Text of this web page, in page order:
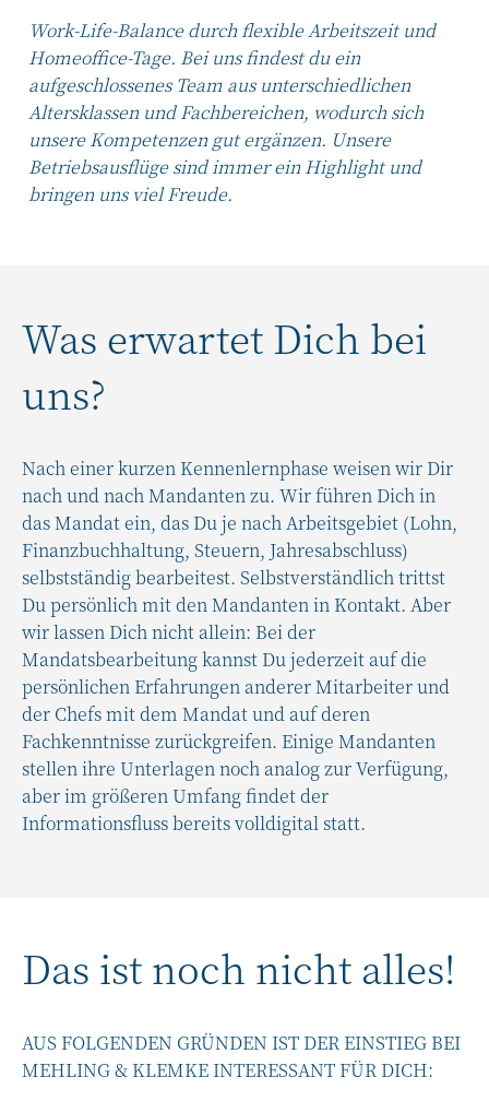
Work-Life-Balance durch flexible Arbeitszeit und
Homeoffice-Tage. Bei uns findest du ein
aufgeschlossenes Team aus unterschiedlichen
Altersklassen und Fachbereichen, wodurch sich
unsere Kompetenzen gut ergänzen. Unsere
Betriebsausflüge sind immer ein Highlight und
bringen uns viel Freude.
Was erwartet Dich bei
uns?
Nach einer kurzen Kennenlernphase weisen wir Dir
nach und nach Mandanten zu. Wir führen Dich in
das Mandat ein, das Du je nach Arbeitsgebiet (Lohn,
Finanzbuchhaltung, Steuern, Jahresabschluss)
selbstständig bearbeitest. Selbstverständlich trittst
Du persönlich mit den Mandanten in Kontakt. Aber
wir lassen Dich nicht allein: Bei der
Mandatsbearbeitung kannst Du jederzeit auf die
persönlichen Erfahrungen anderer Mitarbeiter und
der Chefs mit dem Mandat und auf deren
Fachkenntnisse zurückgreifen. Einige Mandanten
stellen ihre Unterlagen noch analog zur Verfügung,
aber im größeren Umfang findet der
Informationsfluss bereits volldigital statt.
Das ist noch nicht alles!
AUS FOLGENDEN GRÜNDEN IST DER EINSTIEG BEI
MEHLING & KLEMKE INTERESSANT FÜR DICH: